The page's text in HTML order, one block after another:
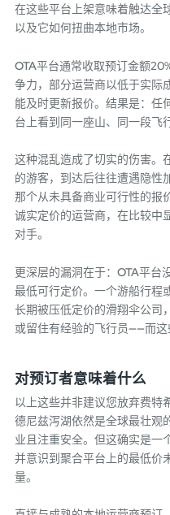
在这些平台上架意味着触达全
以及它如何扭曲本地市场。
OTA平台通常收取预订金额
争力，部分运营商以低于实际
能及时更新报价。结果是：任
台上看到同一座山、同一段飞
这种混乱造成了切实的伤害。
的游客，到达后往往遭遇隐性
那个从未具备商业可行性的报
诚实定价的运营商，在比较中
对手。
更深层的漏洞在于：OTA平台
最低可行定价。一个游船行程
长期被压低定价的滑翔伞公司
或留住有经验的飞行员——而这
对预订者意味着什么
以上这些并非建议您放弃费
德尼兹泻湖依然是全球最壮观
业且注重安全。但这确实是一
并意识到聚合平台上的最低价
量。